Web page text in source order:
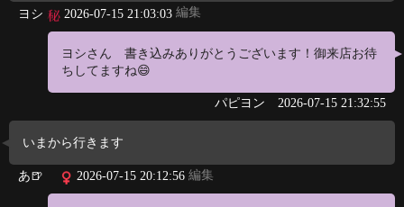
ヨシ 2026-07-15 21:03:03 編集
ヨシさん 書き込みありがとうございます！御来店お待
ちしてますね😄
パピヨン 2026-07-15 21:32:55
いまから行きます
あ🍺 2026-07-15 20:12:56 編集